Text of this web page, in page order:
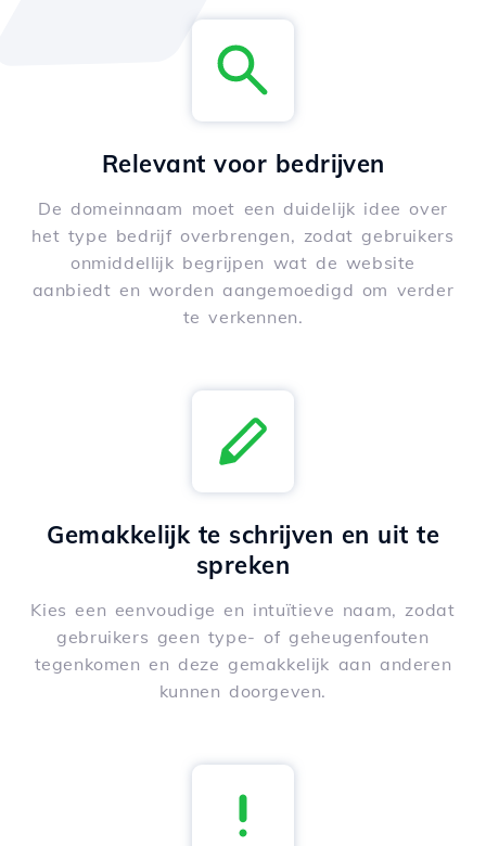
Relevant voor bedrijven
De domeinnaam moet een duidelijk idee over
het type bedrijf overbrengen, zodat gebruikers
onmiddellijk begrijpen wat de website
aanbiedt en worden aangemoedigd om verder
te verkennen.
Gemakkelijk te schrijven en uit te
spreken
Kies een eenvoudige en intuïtieve naam, zodat
gebruikers geen type- of geheugenfouten
tegenkomen en deze gemakkelijk aan anderen
kunnen doorgeven.